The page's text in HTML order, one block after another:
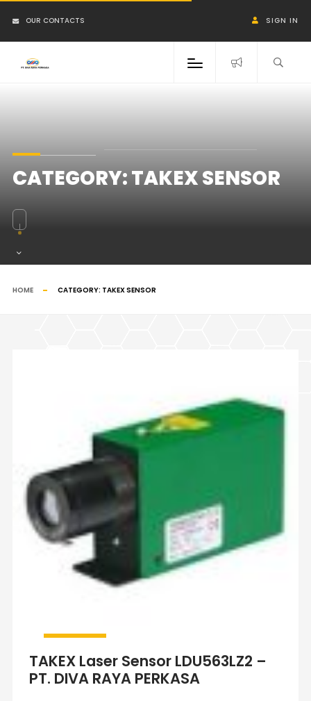
OUR CONTACTS SIGN IN
CATEGORY:TAKEX SENSOR
HOME CATEGORY: TAKEX SENSOR
TAKEX Laser Sensor LDU563LZ2 –
PT. DIVA RAYA PERKASA